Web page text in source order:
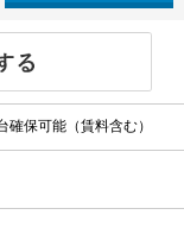
保可能（賃料含む）